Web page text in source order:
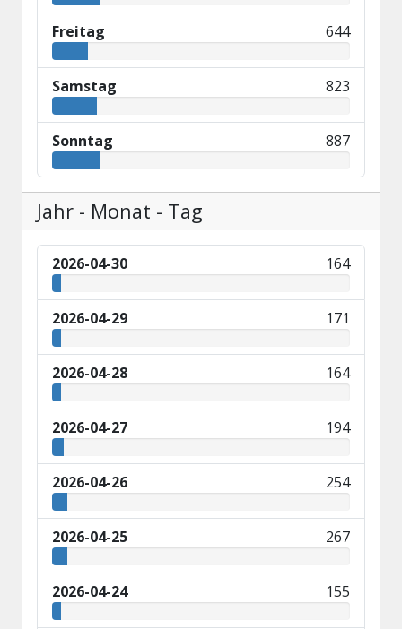
Freitag 644
Samstag 823
Sonntag 887
Jahr - Monat - Tag
2026-04-30 164
2026-04-29 171
2026-04-28 164
2026-04-27 194
2026-04-26 254
2026-04-25 267
2026-04-24 155